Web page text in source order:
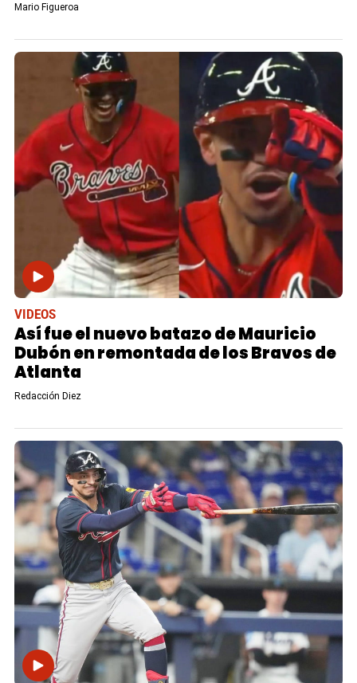
Mario Figueroa
VIDEOS
Así fue el nuevo batazo de Mauricio
Dubón en remontada de los Bravos de
Atlanta
Redacción Diez